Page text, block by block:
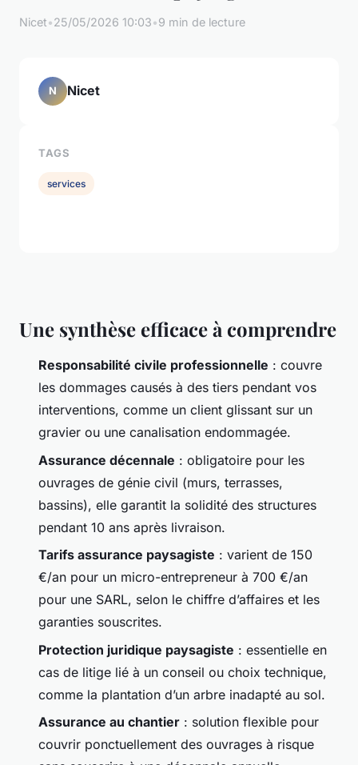
Nicet•25/05/2026 10:03•9 min de lecture
Une synthèse efficace à comprendre
Responsabilité civile professionnelle : couvre
les dommages causés à des tiers pendant vos
interventions, comme un client glissant sur un
gravier ou une canalisation endommagée.
Assurance décennale : obligatoire pour les
ouvrages de génie civil (murs, terrasses,
bassins), elle garantit la solidité des structures
pendant 10 ans après livraison.
Tarifs assurance paysagiste : varient de 150
€/an pour un micro-entrepreneur à 700 €/an
pour une SARL, selon le chiffre d’affaires et les
garanties souscrites.
Protection juridique paysagiste : essentielle en
cas de litige lié à un conseil ou choix technique,
comme la plantation d’un arbre inadapté au sol.
Assurance au chantier : solution flexible pour
couvrir ponctuellement des ouvrages à risque
N Nicet
TAGS
services